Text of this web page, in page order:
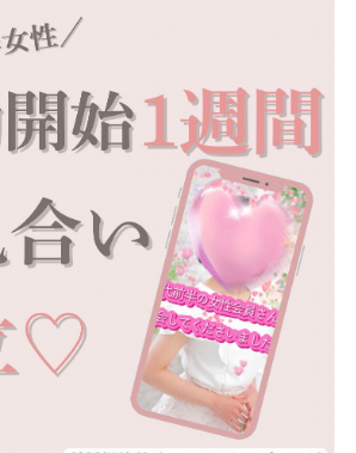
ました✨ 周囲を自然と明るくする
ちで…